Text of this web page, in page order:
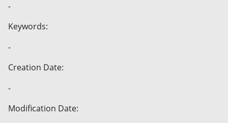
-
Keywords:
-
Creation Date:
-
Modification Date: